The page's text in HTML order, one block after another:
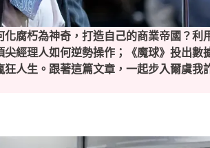
腐朽為神奇，打造自己的商業帝國？利
經理人如何逆勢操作；《魔球》投出數
人生。 跟著這篇文章，一起步入爾虞我